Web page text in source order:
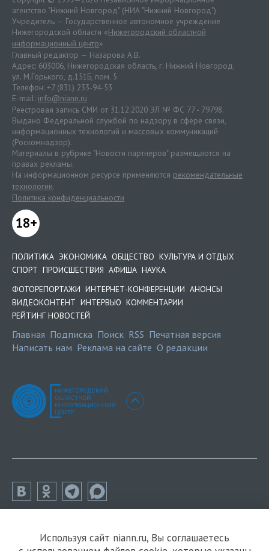
агентство "Нижний Новгород" (НИА "Нижний Новгород")
Учредитель — Государственное автономное учреждение
Нижегородской области «Нижегородский областной
информационный центр»
Главный редактор — Назарова А.В.
Адрес: 603006, Нижегородская область, г. Нижний Новгород.
ул. М.Горького, д.151Б, пом. 5
Телефон: +7 (831) 233-94-53
E-mail: info@niann.ru
Реестровая запись СМИ от 31.12.2020 ЭЛ № ФС 77 - 79798.
Выдано Федеральной службой по надзору в сфере связи,
информационных технологий и массовых коммуникаций
(Роскомнадзор).
Материалы в рубрике "Новости партнеров" размещаются на
правах рекламы.
На информационном ресурсе применяются рекомендательные
технологии.
Политика конфиденциальности
18+
ПОЛИТИКА ЭКОНОМИКА ОБЩЕСТВО КУЛЬТУРА И ОТДЫХ
СПОРТ ПРОИСШЕСТВИЯ АФИША НАУКА
ФОТОРЕПОРТАЖИ ИНТЕРНЕТ-КОНФЕРЕНЦИИ АНОНСЫ
ВИДЕОКОНТЕНТ ИНТЕРВЬЮ КОММЕНТАРИИ
РЕЙТИНГ НОВОСТЕЙ
Главная Подписка Поиск RSS Печатная версия
Написать нам Реклама на сайте О редакции
Используя сайт niann.ru, Вы соглашаетесь